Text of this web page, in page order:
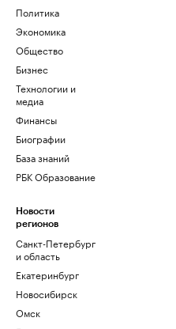
Политика
Экономика
Общество
Бизнес
Технологии и
медиа
Финансы
Биографии
База знаний
РБК Образование
Новости
регионов
Санкт-Петербург
и область
Екатеринбург
Новосибирск
Омск